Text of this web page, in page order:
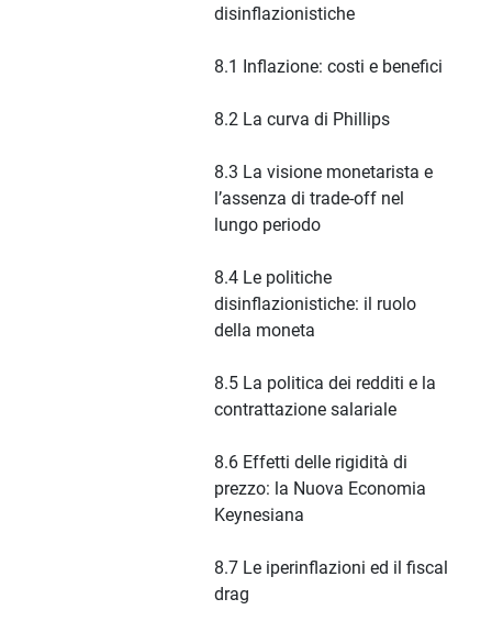
disinflazionistiche
8.1 Inflazione: costi e benefici
8.2 La curva di Phillips
8.3 La visione monetarista e
l’assenza di trade-off nel
lungo periodo
8.4 Le politiche
disinflazionistiche: il ruolo
della moneta
8.5 La politica dei redditi e la
contrattazione salariale
8.6 Effetti delle rigidità di
prezzo: la Nuova Economia
Keynesiana
8.7 Le iperinflazioni ed il fiscal
drag